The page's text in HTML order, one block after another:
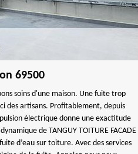
69500
soins d'une maison. Une fuite trop
des artisans. Profitablement, depuis
électrique donne une exactitude
de TANGUY TOITURE FACADE
d’eau sur toiture. Avec des services